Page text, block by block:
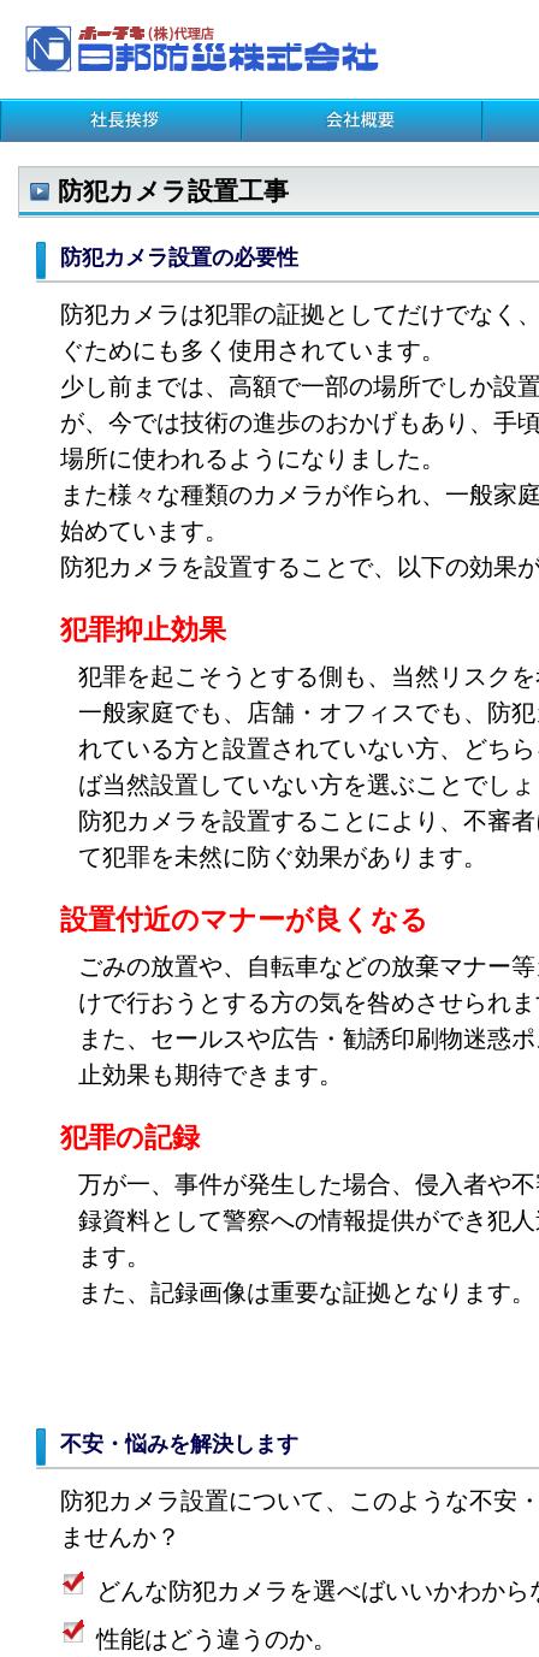
防犯カメラ設置工事
防犯カメラ設置の必要性
防犯カメラは犯罪の証拠としてだけでなく
ぐためにも多く使用されています。
少し前までは、高額で一部の場所でしか設
が、今では技術の進歩のおかげもあり、手
場所に使われるようになりました。
また様々な種類のカメラが作られ、一般家
始めています。
防犯カメラを設置することで、以下の効果
犯罪抑止効果
犯罪を起こそうとする側も、当然リスク
一般家庭でも、店舗・オフィスでも、防
れている方と設置されていない方、どち
ば当然設置していない方を選ぶことでし
防犯カメラを設置することにより、不審
て犯罪を未然に防ぐ効果があります。
設置付近のマナーが良くなる
ごみの放置や、自転車などの放棄マナー
けで行おうとする方の気を咎めさせられ
また、セールスや広告・勧誘印刷物迷惑
止効果も期待できます。
犯罪の記録
万が一、事件が発生した場合、侵入者や
録資料として警察への情報提供ができ犯
ます。
また、記録画像は重要な証拠となります。
不安・悩みを解決します
防犯カメラ設置について、このような不安
ませんか？
どんな防犯カメラを選べばいいかわから
性能はどう違うのか。